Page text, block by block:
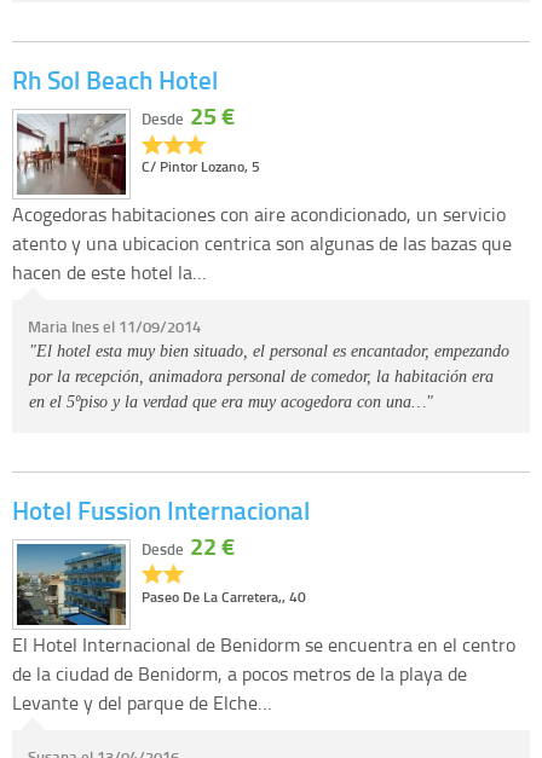
Rh Sol Beach Hotel
C/ Pintor Lozano, 5
Desde 25 €
Acogedoras habitaciones con aire acondicionado, un servicio
atento y una ubicacion centrica son algunas de las bazas que
hacen de este hotel la…
Maria Ines el 11/09/2014
"El hotel esta muy bien situado, el personal es encantador, empezando
por la recepción, animadora personal de comedor, la habitación era
en el 5ºpiso y la verdad que era muy acogedora con una…"
Hotel Fussion Internacional
Paseo De La Carretera,, 40
Desde 22 €
El Hotel Internacional de Benidorm se encuentra en el centro
de la ciudad de Benidorm, a pocos metros de la playa de
Levante y del parque de Elche…